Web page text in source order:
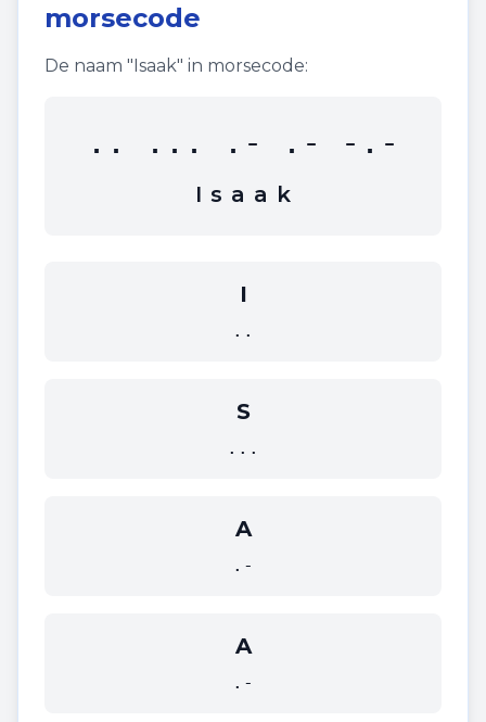
morsecode
De naam "Isaak" in morsecode:
.. ... .- .- -.-
I s a a k
I
..
S
...
A
.-
A
.-